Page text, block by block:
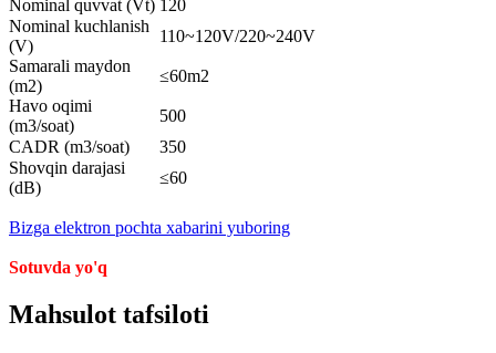
Nominal quvvat (Vt) 120
Nominal kuchlanish
(V)
110~120V/220~240V
Samarali maydon
(m2)
≤60m2
Havo oqimi
(m3/soat)
500
CADR (m3/soat)
350
Shovqin darajasi
(dB)
≤60
Bizga elektron pochta xabarini yuboring
Sotuvda yo'q
Mahsulot tafsiloti